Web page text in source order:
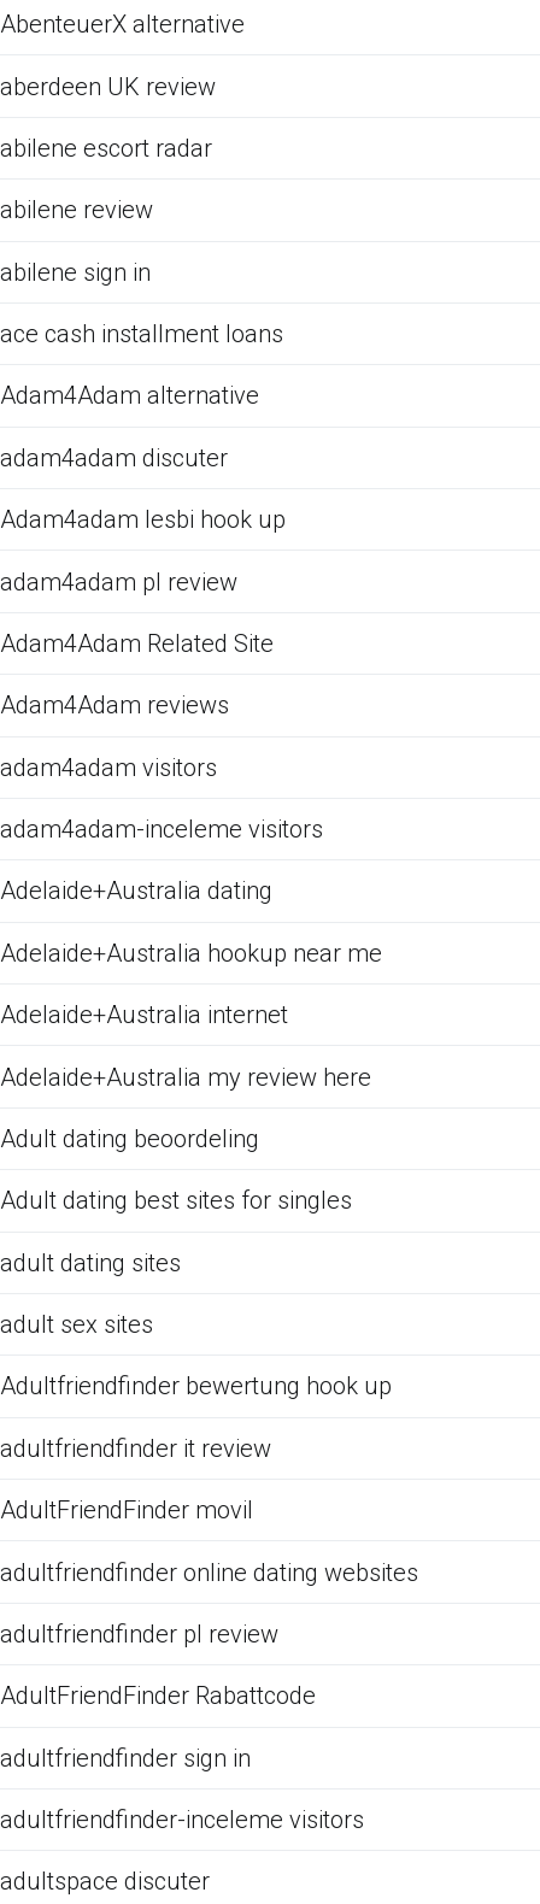
AbenteuerX alternative
aberdeen UK review
abilene escort radar
abilene review
abilene sign in
ace cash installment loans
Adam4Adam alternative
adam4adam discuter
Adam4adam lesbi hook up
adam4adam pl review
Adam4Adam Related Site
Adam4Adam reviews
adam4adam visitors
adam4adam-inceleme visitors
Adelaide+Australia dating
Adelaide+Australia hookup near me
Adelaide+Australia internet
Adelaide+Australia my review here
Adult dating beoordeling
Adult dating best sites for singles
adult dating sites
adult sex sites
Adultfriendfinder bewertung hook up
adultfriendfinder it review
AdultFriendFinder movil
adultfriendfinder online dating websites
adultfriendfinder pl review
AdultFriendFinder Rabattcode
adultfriendfinder sign in
adultfriendfinder-inceleme visitors
adultspace discuter